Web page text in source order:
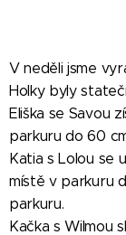
V neděli jsme
Holky byly
Eliška se Savou
parkuru do 60
Katia s Lolou se
místě v parkuru
parkuru.
Kačka s Wilmou